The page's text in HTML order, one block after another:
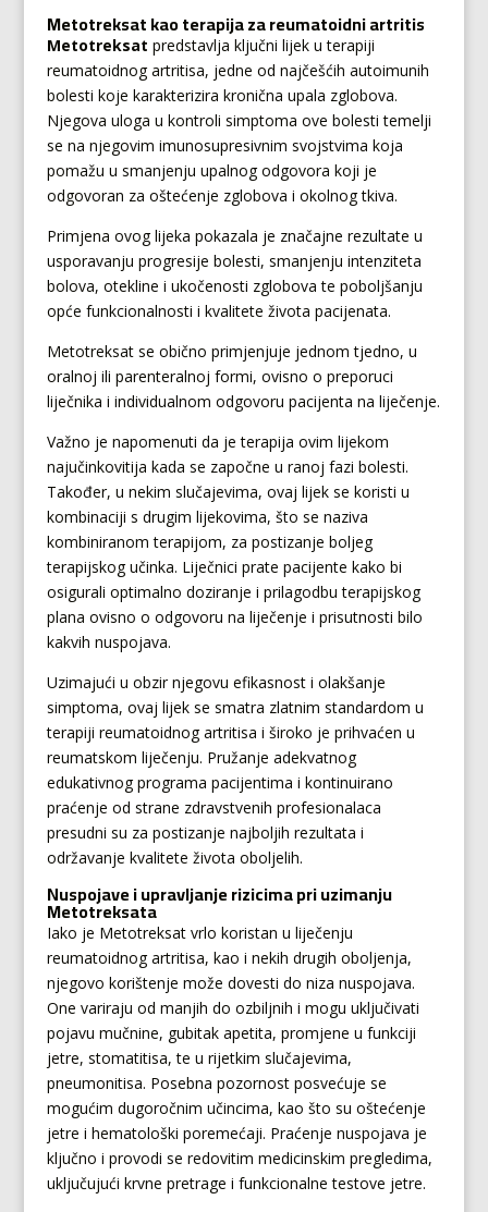
Metotreksat kao terapija za reumatoidni artritis
Metotreksat predstavlja ključni lijek u terapiji
reumatoidnog artritisa, jedne od najčešćih autoimunih
bolesti koje karakterizira kronična upala zglobova.
Njegova uloga u kontroli simptoma ove bolesti temelji
se na njegovim imunosupresivnim svojstvima koja
pomažu u smanjenju upalnog odgovora koji je
odgovoran za oštećenje zglobova i okolnog tkiva.
Primjena ovog lijeka pokazala je značajne rezultate u
usporavanju progresije bolesti, smanjenju intenziteta
bolova, otekline i ukočenosti zglobova te poboljšanju
opće funkcionalnosti i kvalitete života pacijenata.
Metotreksat se obično primjenjuje jednom tjedno, u
oralnoj ili parenteralnoj formi, ovisno o preporuci
liječnika i individualnom odgovoru pacijenta na liječenje.
Važno je napomenuti da je terapija ovim lijekom
najučinkovitija kada se započne u ranoj fazi bolesti.
Također, u nekim slučajevima, ovaj lijek se koristi u
kombinaciji s drugim lijekovima, što se naziva
kombiniranom terapijom, za postizanje boljeg
terapijskog učinka. Liječnici prate pacijente kako bi
osigurali optimalno doziranje i prilagodbu terapijskog
plana ovisno o odgovoru na liječenje i prisutnosti bilo
kakvih nuspojava.
Uzimajući u obzir njegovu efikasnost i olakšanje
simptoma, ovaj lijek se smatra zlatnim standardom u
terapiji reumatoidnog artritisa i široko je prihvaćen u
reumatskom liječenju. Pružanje adekvatnog
edukativnog programa pacijentima i kontinuirano
praćenje od strane zdravstvenih profesionalaca
presudni su za postizanje najboljih rezultata i
održavanje kvalitete života oboljelih.
Nuspojave i upravljanje rizicima pri uzimanju
Metotreksata
Iako je Metotreksat vrlo koristan u liječenju
reumatoidnog artritisa, kao i nekih drugih oboljenja,
njegovo korištenje može dovesti do niza nuspojava.
One variraju od manjih do ozbiljnih i mogu uključivati
pojavu mučnine, gubitak apetita, promjene u funkciji
jetre, stomatitisa, te u rijetkim slučajevima,
pneumonitisa. Posebna pozornost posvećuje se
mogućim dugoročnim učincima, kao što su oštećenje
jetre i hematološki poremećaji. Praćenje nuspojava je
ključno i provodi se redovitim medicinskim pregledima,
uključujući krvne pretrage i funkcionalne testove jetre.